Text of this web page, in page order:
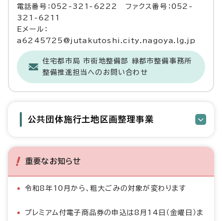
電話番号：052-321-6222 ファクス番号：052-
321-6211
Eメール：
a6245725@jutakutoshi.city.nagoya.lg.jp
住宅都市局 市街地整備部 緑都市整備事務所
整備推進担当へのお問い合わせ
公共団体施行土地区画整理事業
重要なお知らせ
令和8年10月から、粗大ごみの対象が変わります
プレミアム付電子商品券の申込は8月14日（金曜日）ま